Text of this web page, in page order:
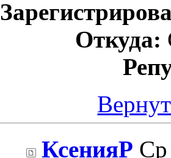
Откуда:
КсенияР Ср